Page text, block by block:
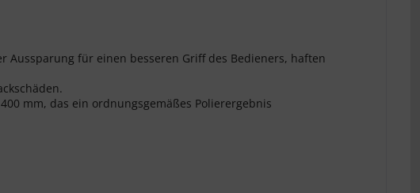
Aussparung für einen besseren Griff des Bedieners, haften
mm, das ein ordnungsgemäßes Polierergebnis